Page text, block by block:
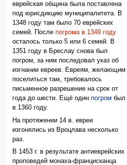
еврейская община была поставлена
под юрисдикцию муниципалитета. В
1348 году там было 70 еврейских
семей. Послепогрома в 1349 году
осталось только 5 или 6 семей. В
1351 году в Бреслау снова был
погром, за ним последовал указ об
изгнании евреев. Евреям, желающим
поселиться там, требовалось
письменное разрешение на срок от
года до шести. Ещё одинпогром был
в 1360 году.
На протяжении 14 в. евреи
изгонялись из Вроцлава несколько
раз.
В 1453 г. в результате антиеврейских
проповедей монаха-францисканца